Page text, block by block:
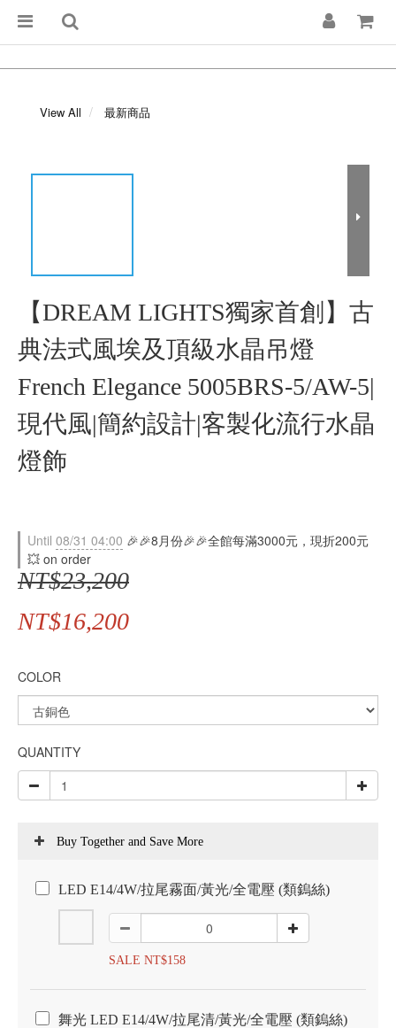
View All 最新商品
【DREAM LIGHTS獨家首創】古
典法式風埃及頂級水晶吊燈
French Elegance 5005BRS-5/AW-5|
現代風|簡約設計|客製化流行水晶
燈飾
Until 08/31 04:00 🎉🎉8月份🎉🎉全館每滿3000元，現折200元
💥 on order
NT$23,200
NT$16,200
COLOR
QUANTITY
Buy Together and Save More
LED E14/4W/拉尾霧面/黃光/全電壓 (類鎢絲)
SALE NT$158
舞光 LED E14/4W/拉尾清/黃光/全電壓 (類鎢絲)